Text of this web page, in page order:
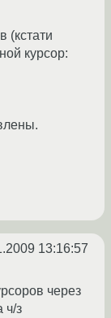
(кстати
курсор:
13:16:57
через
ч/з